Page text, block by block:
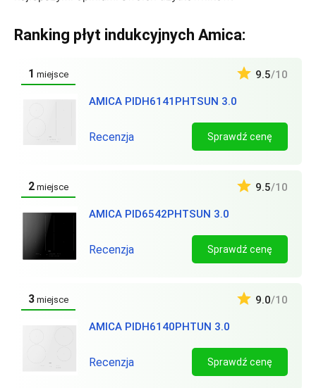
Ranking płyt indukcyjnych Amica:
1 miejsce
AMICA PIDH6141PHTSUN 3.0
9.5/10
Recenzja Sprawdź cenę
2 miejsce
AMICA PID6542PHTSUN 3.0
9.5/10
Recenzja Sprawdź cenę
3 miejsce
AMICA PIDH6140PHTUN 3.0
9.0/10
Recenzja Sprawdź cenę